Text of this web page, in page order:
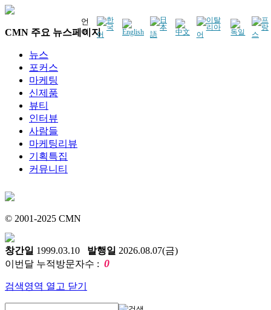
언
어
CMN 주요 뉴스페이지
뉴스
포커스
마케팅
신제품
뷰티
인터뷰
사람들
마케팅리뷰
기획특집
커뮤니티
© 2001-2025 CMN
창간일 1999.03.10 발행일 2026.08.07(금)
이번달 누적방문자수 : 0
검색영역 열고 닫기